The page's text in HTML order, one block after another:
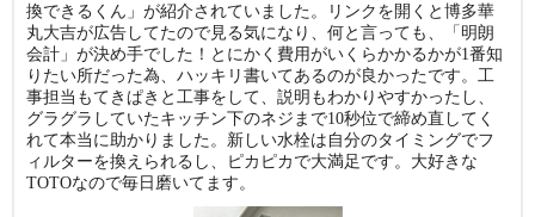
換できるくん」が紹介されていました。リンクを開くと博多華
丸大吉が広告してたので見る気になり、何と言っても、「明朗
会計」が決め手でした！とにかく費用がいくらかかるかが1番知
りたい所だった為、ハッキリ書いてあるのが良かったです。工
事担当もてきぱきと工事をして、説明もわかりやすかったし、
グラグラしていたキッチン下のネジまで10秒位で締め直してく
れて本当に助かりました。新しい水栓は自分のタイミングでフ
ィルターを換えられるし、ピカピカで大満足です。大好きな
TOTOなので毎日磨いてます。